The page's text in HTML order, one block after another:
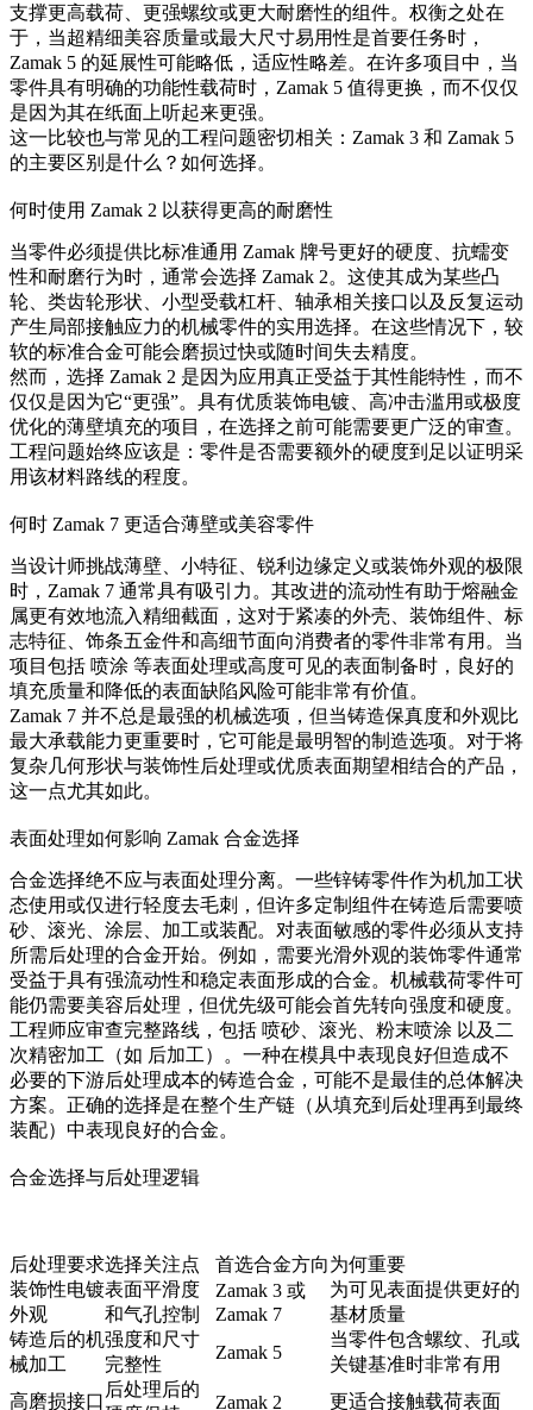
支撑更高载荷、更强螺纹或更大耐磨性的组件。权衡之处在
于，当超精细美容质量或最大尺寸易用性是首要任务时，
Zamak 5 的延展性可能略低，适应性略差。在许多项目中，当
零件具有明确的功能性载荷时，Zamak 5 值得更换，而不仅仅
是因为其在纸面上听起来更强。
这一比较也与常见的工程问题密切相关： Zamak 3 和 Zamak 5
的主要区别是什么？如何选择。
何时使用 Zamak 2 以获得更高的耐磨性
当零件必须提供比标准通用 Zamak 牌号更好的硬度、抗蠕变
性和耐磨行为时，通常会选择 Zamak 2。这使其成为某些凸
轮、类齿轮形状、小型受载杠杆、轴承相关接口以及反复运动
产生局部接触应力的机械零件的实用选择。在这些情况下，较
软的标准合金可能会磨损过快或随时间失去精度。
然而，选择 Zamak 2 是因为应用真正受益于其性能特性，而不
仅仅是因为它“更强”。具有优质装饰电镀、高冲击滥用或极度
优化的薄壁填充的项目，在选择之前可能需要更广泛的审查。
工程问题始终应该是：零件是否需要额外的硬度到足以证明采
用该材料路线的程度。
何时 Zamak 7 更适合薄壁或美容零件
当设计师挑战薄壁、小特征、锐利边缘定义或装饰外观的极限
时，Zamak 7 通常具有吸引力。其改进的流动性有助于熔融金
属更有效地流入精细截面，这对于紧凑的外壳、装饰组件、标
志特征、饰条五金件和高细节面向消费者的零件非常有用。当
项目包括 喷涂 等表面处理或高度可见的表面制备时，良好的
填充质量和降低的表面缺陷风险可能非常有价值。
Zamak 7 并不总是最强的机械选项，但当铸造保真度和外观比
最大承载能力更重要时，它可能是最明智的制造选项。对于将
复杂几何形状与装饰性后处理或优质表面期望相结合的产品，
这一点尤其如此。
表面处理如何影响 Zamak 合金选择
合金选择绝不应与表面处理分离。一些锌铸零件作为机加工状
态使用或仅进行轻度去毛刺，但许多定制组件在铸造后需要喷
砂、滚光、涂层、加工或装配。对表面敏感的零件必须从支持
所需后处理的合金开始。例如，需要光滑外观的装饰零件通常
受益于具有强流动性和稳定表面形成的合金。机械载荷零件可
能仍需要美容后处理，但优先级可能会首先转向强度和硬度。
工程师应审查完整路线，包括 喷砂 滚光 粉末喷涂 以及二
次精密加工（如 后加工）。一种在模具中表现良好但造成不
必要的下游后处理成本的铸造合金，可能不是最佳的总体解决
方案。正确的选择是在整个生产链（从填充到后处理再到最终
装配）中表现良好的合金。
合金选择与后处理逻辑
后处理要求选择关注点 首选合金方向为何重要
装饰性电镀
外观
表面平滑度
和气孔控制
Zamak 3 或
Zamak 7
为可见表面提供更好的
基材质量
铸造后的机
械加工
强度和尺寸
完整性
Zamak 5
当零件包含螺纹、孔或
关键基准时非常有用
高磨损接口
后处理后的
Zamak 2 更适合接触载荷表面